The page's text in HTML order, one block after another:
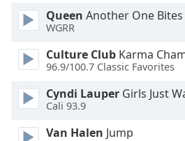
Background
Area
Queen Another One
WGRR
Culture Club Karma
96.9/100.7 Classic Favorites
Cyndi Lauper Girls Just
Cali 93.9
Van Halen Jump